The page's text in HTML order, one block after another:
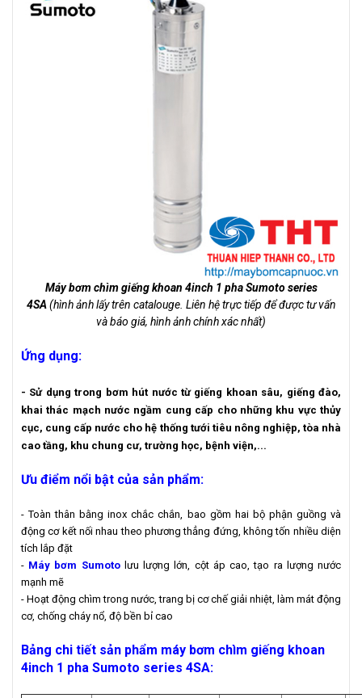
Máy bơm chìm giếng khoan 4inch 1 pha Sumoto series
4SA(hình ảnh lấy trên catalouge. Liên hệ trực tiếp để được tư vấn
và báo giá, hình ảnh chính xác nhất)
Ứng dụng:
- Sử dụng trong bơm hút nước từ giếng khoan sâu, giếng đào,
khai thác mạch nước ngầm cung cấp cho những khu vực thủy
cục, cung cấp nước cho hệ thống tưới tiêu nông nghiệp, tòa nhà
cao tầng, khu chung cư, trường học, bệnh viện,...
Ưu điểm nổi bật của sản phẩm:
- Toàn thân bằng inox chắc chắn, bao gồm hai bộ phận guồng và
động cơ kết nối nhau theo phương thẳng đứng, không tốn nhiều diện
tích lắp đặt
- Máy bơm Sumotolưu lượng lớn, cột áp cao, tạo ra lượng nước
mạnh mẽ
- Hoạt động chìm trong nước, trang bị cơ chế giải nhiệt, làm mát động
cơ, chống cháy nổ, độ bền bỉ cao
Bảng chi tiết sản phẩm máy bơm chìm giếng khoan
4inch 1 pha Sumoto series 4SA: